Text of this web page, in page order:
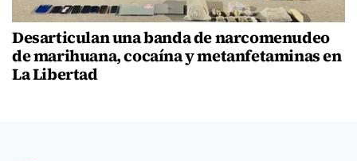
Desarticulan una banda de narcomenudeo
de marihuana, cocaína y metanfetaminas en
La Libertad